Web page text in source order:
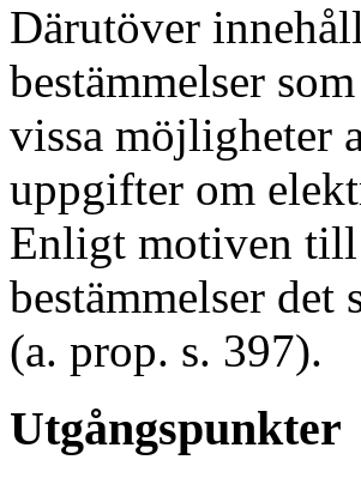
Därutöver
bestämmelser
vissa möjligheter
uppgifter om
Enligt motiven till
bestämmelser
(a. prop. s. 397).
Utgångspunkter